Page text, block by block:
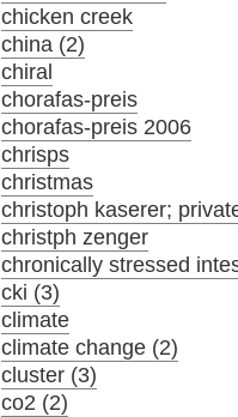
chicken creek
china (2)
chiral
chorafas-preis
chorafas-preis 2006
chrisps
christmas
christoph kaserer;
christph zenger
chronically stressed
cki (3)
climate
climate change (2)
cluster (3)
co2 (2)